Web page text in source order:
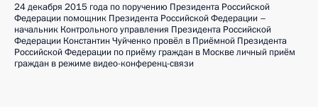
24 декабря 2015 года по поручению Президента Российской
Федерации помощник Президента Российской Федерации –
начальник Контрольного управления Президента Российской
Федерации Константин Чуйченко провёл в Приёмной Президента
Российской Федерации по приёму граждан в Москве личный приём
граждан в режиме видео-конференц-связи